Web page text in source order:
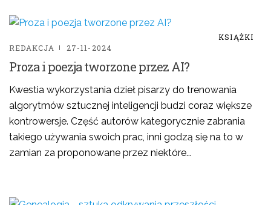
KSIĄŻKI
REDAKCJA
27-11-2024
Proza i poezja tworzone przez AI?
Kwestia wykorzystania dzieł pisarzy do trenowania
algorytmów sztucznej inteligencji budzi coraz większe
kontrowersje. Część autorów kategorycznie zabrania
takiego używania swoich prac, inni godzą się na to w
zamian za proponowane przez niektóre...